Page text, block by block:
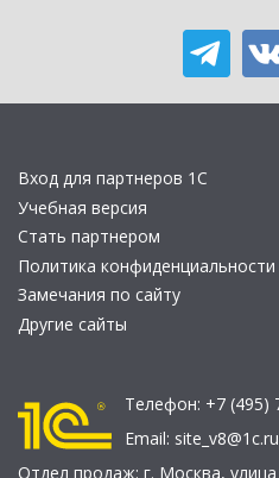
Вход для партнеров 1С
Учебная версия
Стать партнером
Политика конфиденциальности
Замечания по сайту
Другие сайты
Телефон: +7 (495)
Email: site_v8@1c.ru
Отдел продаж: г. Москва,